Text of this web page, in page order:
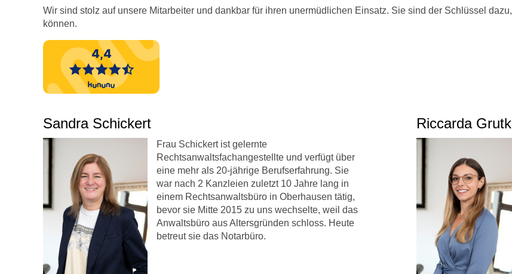
Wir sind stolz auf unsere Mitarbeiter und dankbar für ihren unermüdlichen Einsatz. Sie sind der Schlüssel
können.
Sandra Schickert
Frau Schickert ist gelernte
Rechtsanwaltsfachangestellte und verfügt über
eine mehr als 20-jährige Berufserfahrung. Sie
war nach 2 Kanzleien zuletzt 10 Jahre lang in
einem Rechtsanwaltsbüro in Oberhausen tätig,
bevor sie Mitte 2015 zu uns wechselte, weil das
Anwaltsbüro aus Altersgründen schloss. Heute
betreut sie das Notarbüro.
Riccarda